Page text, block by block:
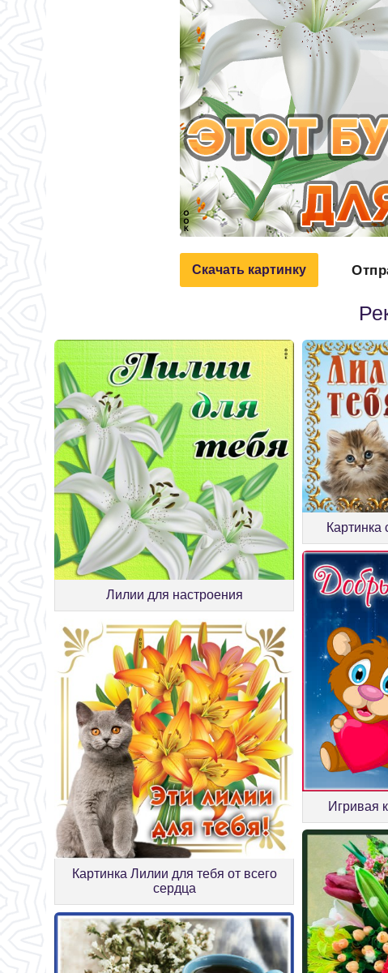
Скачать картинку
Лилии для настроения
Картинка
Картинка Лилии для тебя от всего
сердца
Игривая